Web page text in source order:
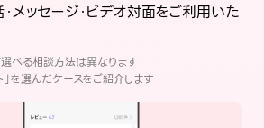
・メッセージ・ビデオ対面をご利用いた
べる相談方法は異なります
」を選んだケースをご紹介します